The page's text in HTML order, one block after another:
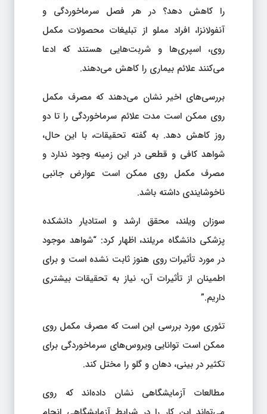
را کاهش دهد؟ در هر فصل سرماخوردگی و
آنفولانزا، افراد مملو از تبلیغات محصولات مکمل
روی، اسپری‌ها و شربت‌هایی هستند که ادعا
می‌کنند علائم بیماری را کاهش می‌دهند.
بررسی‌های اخیر نشان می‌دهند که مصرف مکمل
روی ممکن است مدت علائم سرماخوردگی را تا دو
روز کاهش دهد. به گفته تحقیقات، با این حال،
شواهد کافی و قطعی در این زمینه وجود ندارد و
مصرف مکمل روی ممکن است عوارض جانبی
ناخوشایندی داشته باشد.
سوزان ویلند، محقق ارشد و استادیار دانشکده
پزشکی دانشگاه مریلند، اظهار کرد: “شواهد موجود
در مورد تأثیرات روی هنوز ثابت نشده است و برای
اطمینان از تأثیرات آن، نیاز به تحقیقات بیشتری
داریم.”
تئوری مورد بررسی این است که مصرف مکمل روی
ممکن است توانایی ویروس‌های سرماخوردگی برای
تکثیر در بینی، دهان و گلو را مختل کند.
مطالعات آزمایشگاهی نشان داده‌اند که روی